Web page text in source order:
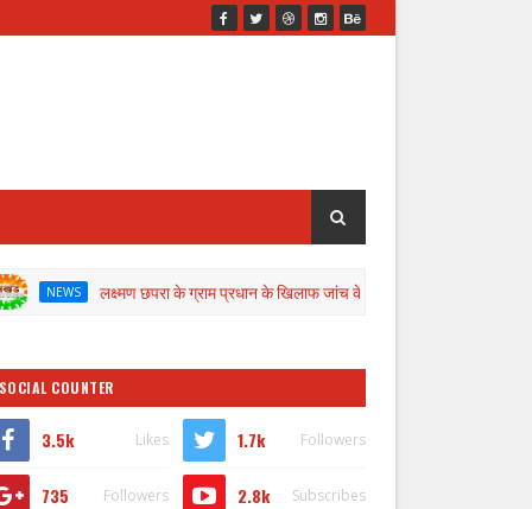
लक्ष्मण छपरा के ग्राम प्रधान के खिलाफ जांच के लिए डीएम ने गठित की कमेटी
welcomes you
COUNTER
3.5k Likes 1.7k Followers
735 Followers 2.8k Subscribes